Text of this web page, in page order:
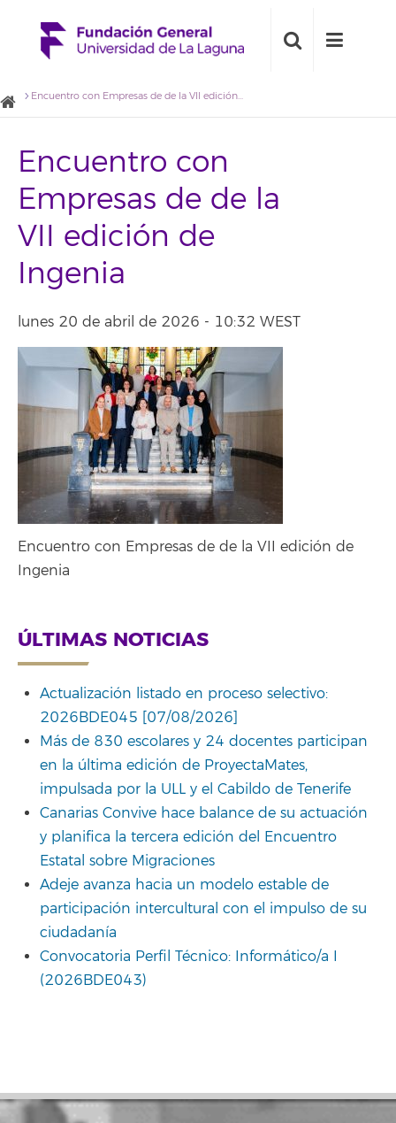
Encuentro con Empresas de de la VII edición de Ingenia
Encuentro con
Empresas de de la
VII edición de
Ingenia
lunes 20 de abril de 2026 - 10:32 WEST
Encuentro con Empresas de de la VII edición de
Ingenia
ÚLTIMAS NOTICIAS
Actualización listado en proceso selectivo:
2026BDE045 [07/08/2026]
Más de 830 escolares y 24 docentes participan
en la última edición de ProyectaMates,
impulsada por la ULL y el Cabildo de Tenerife
Canarias Convive hace balance de su actuación
y planifica la tercera edición del Encuentro
Estatal sobre Migraciones
Adeje avanza hacia un modelo estable de
participación intercultural con el impulso de su
ciudadanía
Convocatoria Perfil Técnico: Informático/a I
(2026BDE043)